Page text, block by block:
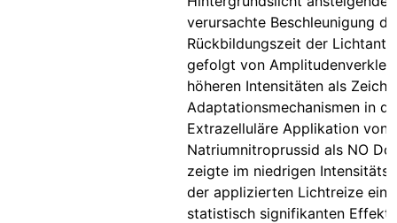
verursachte Beschleunigung
Rückbildungszeit der
gefolgt von
höheren Intensitäten als
Adaptationsmechanismen in
Extrazelluläre Applikation von
Natriumnitroprussid als NO
zeigte im niedrigen
der applizierten Lichtreize
statistisch signifikanten Effekt